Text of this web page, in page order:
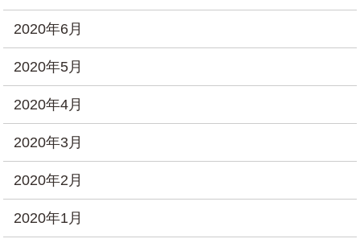
2020年6月
2020年5月
2020年4月
2020年3月
2020年2月
2020年1月